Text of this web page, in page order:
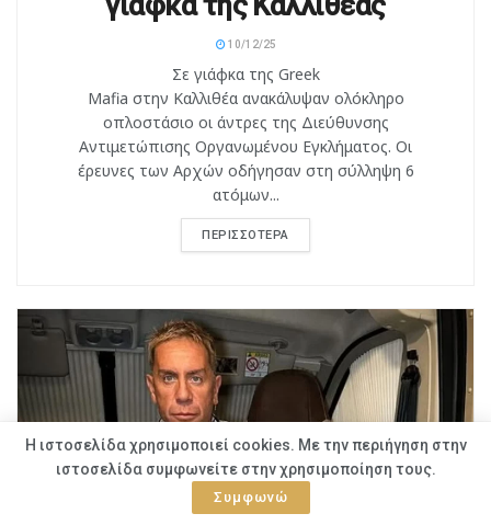
Σε γιάφκα της Greek
Mafia στην Καλλιθέα ανακάλυψαν ολόκληρο
οπλοστάσιο οι άντρες της Διεύθυνσης
Αντιμετώπισης Οργανωμένου Εγκλήματος. Οι
έρευνες των Αρχών οδήγησαν στη σύλληψη 6
ατόμων...
ΠΕΡΙΣΣΌΤΕΡΑ
Η ιστοσελίδα χρησιμοποιεί cookies. Με την περιήγηση στην
ιστοσελίδα συμφωνείτε στην χρησιμοποίηση τους.
Συμφωνώ